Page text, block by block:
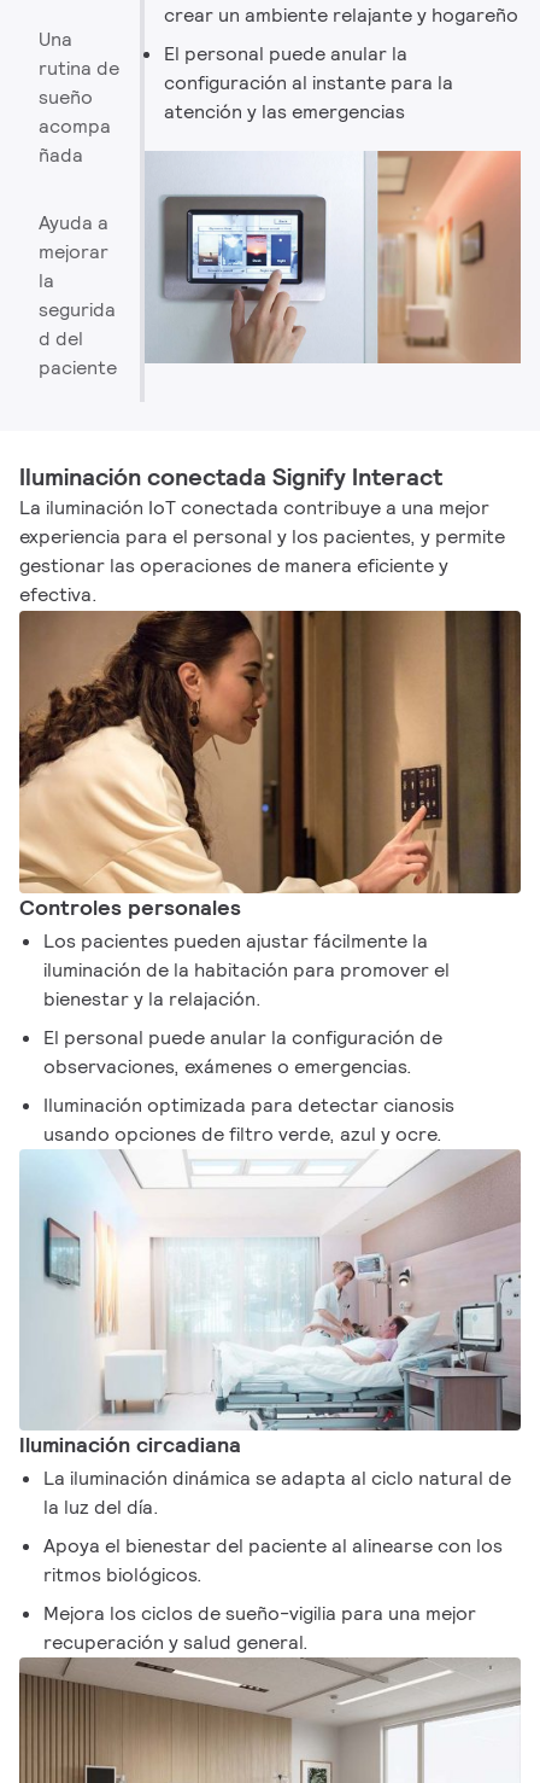
Una
rutina de
sueño
acompa
ñada
Ayuda a
mejorar
la
segurida
d del
paciente
crear un ambiente relajante y hogareño
El personal puede anular la
configuración al instante para la
atención y las emergencias
Iluminación conectada Signify Interact
La iluminación IoT conectada contribuye a una mejor
experiencia para el personal y los pacientes, y permite
gestionar las operaciones de manera eficiente y
efectiva.
Controles personales
Los pacientes pueden ajustar fácilmente la
iluminación de la habitación para promover el
bienestar y la relajación.
El personal puede anular la configuración de
observaciones, exámenes o emergencias.
Iluminación optimizada para detectar cianosis
usando opciones de filtro verde, azul y ocre.
Iluminación circadiana
La iluminación dinámica se adapta al ciclo natural de
la luz del día.
Apoya el bienestar del paciente al alinearse con los
ritmos biológicos.
Mejora los ciclos de sueño-vigilia para una mejor
recuperación y salud general.